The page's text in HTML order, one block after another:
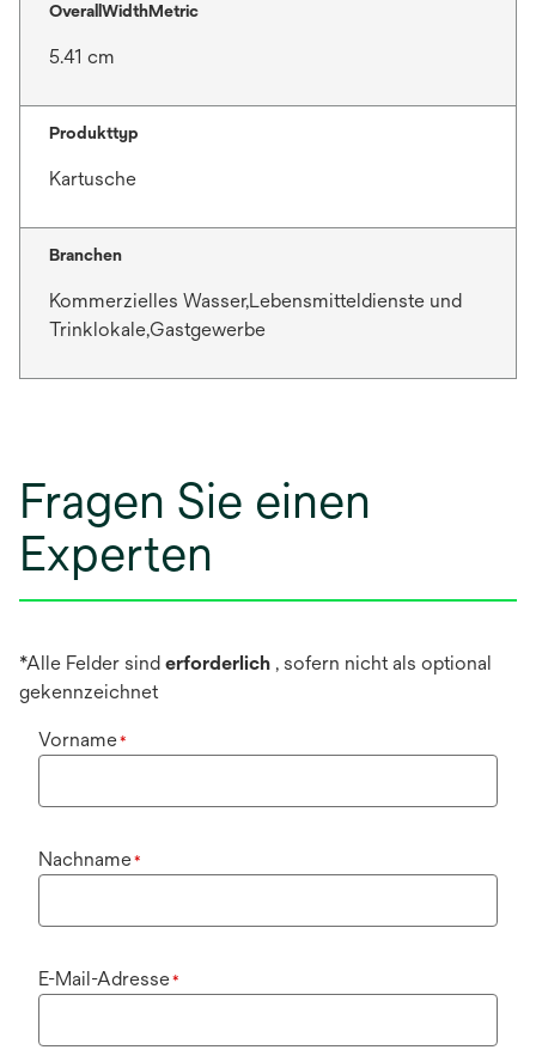
OverallWidthMetric
5.41 cm
Produkttyp
Kartusche
Branchen
Kommerzielles Wasser,Lebensmitteldienste und
Trinklokale,Gastgewerbe
Fragen Sie einen
Experten
*Alle Felder sind erforderlich , sofern nicht als optional
gekennzeichnet
Vorname*
Nachname*
E-Mail-Adresse*